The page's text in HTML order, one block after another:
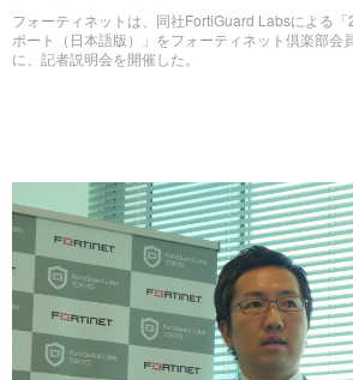
フォーティネットは、同社FortiGuard Labsによる
ポート（日本語版）」をフォーティネット倶楽部会
に、記者説明会を開催した。